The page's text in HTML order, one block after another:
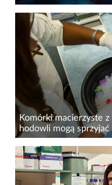
W ramach projektu
Neutropenię:
zaburzeń funkcji
obojętnochłonnych
diagnostycznych i
Komórki macierzyste
hodowli mogą
Przeszczep
uważany jest za jedną